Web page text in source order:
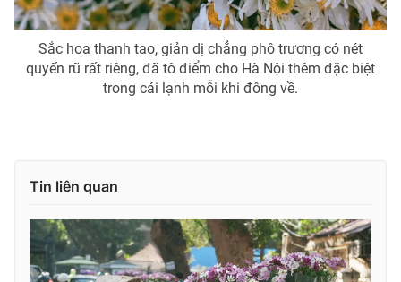
Sắc hoa thanh tao, giản dị chẳng phô trương có nét
quyến rũ rất riêng, đã tô điểm cho Hà Nội thêm đặc biệt
trong cái lạnh mỗi khi đông về.
Tin liên quan